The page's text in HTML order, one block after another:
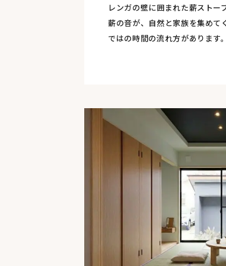
レンガの壁に囲まれた薪ストー
薪の音が、自然と家族を集めて
ではの時間の流れ方があります。